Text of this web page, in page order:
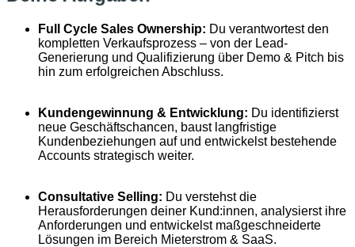
Full Cycle Sales Ownership: Du verantwortest den
kompletten Verkaufsprozess – von der Lead-
Generierung und Qualifizierung über Demo & Pitch bis
hin zum erfolgreichen Abschluss.
Kundengewinnung & Entwicklung: Du identifizierst
neue Geschäftschancen, baust langfristige
Kundenbeziehungen auf und entwickelst bestehende
Accounts strategisch weiter.
Consultative Selling: Du verstehst die
Herausforderungen deiner Kund:innen, analysierst ihre
Anforderungen und entwickelst maßgeschneiderte
Lösungen im Bereich Mieterstrom & SaaS.